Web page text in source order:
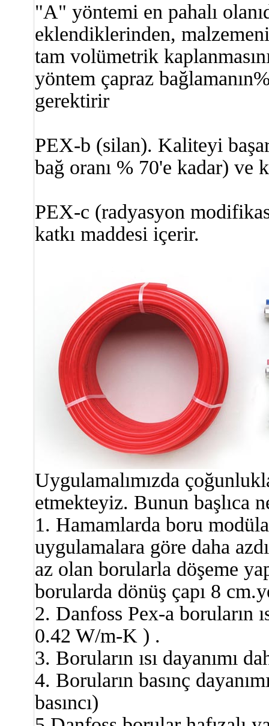
"A" yöntemi en pahalı
eklendiklerinden,
tam volümetrik
yöntem çapraz
gerektirir
PEX-b (silan). Kaliteyi
bağ oranı % 70'e kadar)
PEX-c (radyasyon
katkı maddesi içerir.
Uygulamalımızda
etmekteyiz. Bunun başlıca
1. Hamamlarda boru
uygulamalara göre daha
az olan borularla döşeme
borularda dönüş çapı 8
2. Danfoss Pex-a boruların
0.42 W/m-K ) .
3. Boruların ısı dayanımı
4. Boruların basınç
basıncı)